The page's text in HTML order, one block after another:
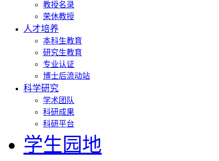
教授名录
荣休教授
人才培养
本科生教育
研究生教育
专业认证
博士后流动站
科学研究
学术团队
科研成果
科研平台
学生园地